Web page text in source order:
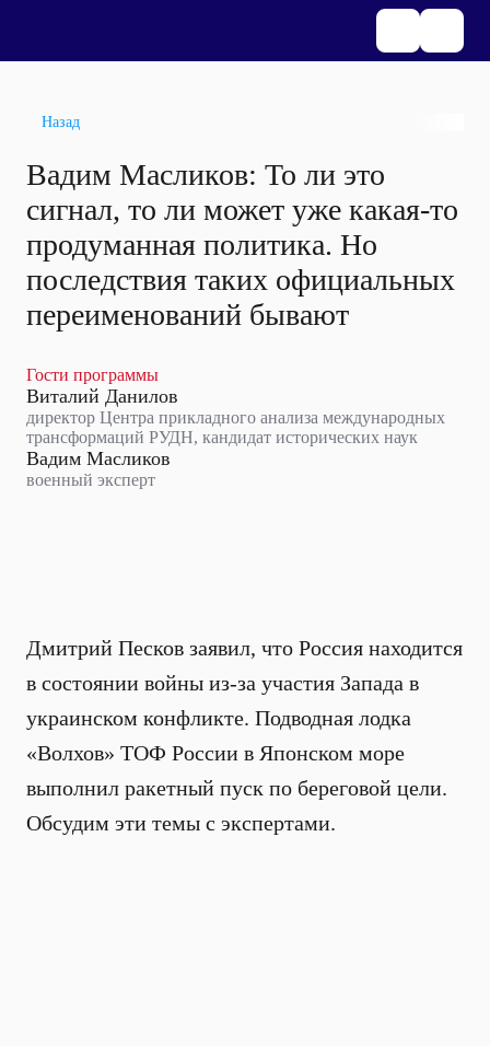
Назад
Вадим Масликов: То ли это
сигнал, то ли может уже какая-то
продуманная политика. Но
последствия таких официальных
переименований бывают
Гости программы
Виталий Данилов
директор Центра прикладного анализа международных
трансформаций РУДН, кандидат исторических наук
Вадим Масликов
военный эксперт
Дмитрий Песков заявил, что Россия находится
в состоянии войны из-за участия Запада в
украинском конфликте. Подводная лодка
«Волхов» ТОФ России в Японском море
выполнил ракетный пуск по береговой цели.
Обсудим эти темы с экспертами.